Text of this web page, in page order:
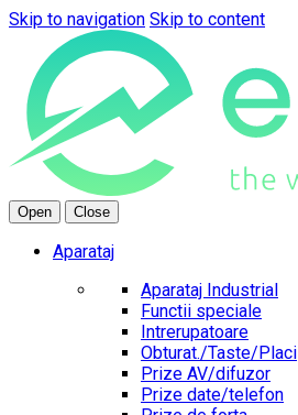
Skip to navigation Skip to content
Open Close
Aparataj
Aparataj Industrial
Functii speciale
Intrerupatoare
Obturat./Taste/Placi
Prize AV/difuzor
Prize date/telefon